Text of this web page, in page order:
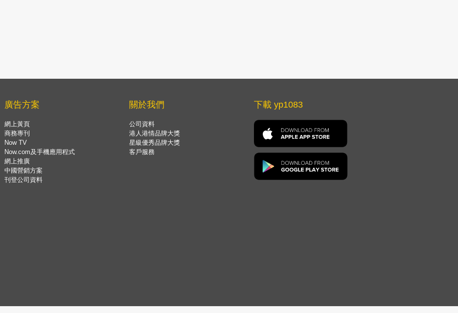
廣告方案
網上黃頁
商務專刊
Now TV
Now.com及手機應用程式
網上推廣
中國營銷方案
刊登公司資料
關於我們
公司資料
港人港情品牌大獎
星級優秀品牌大獎
客戶服務
下載 yp1083